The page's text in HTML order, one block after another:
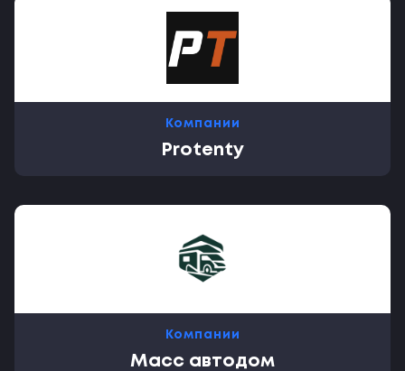
Компании
Protenty
Компании
Масс автодом